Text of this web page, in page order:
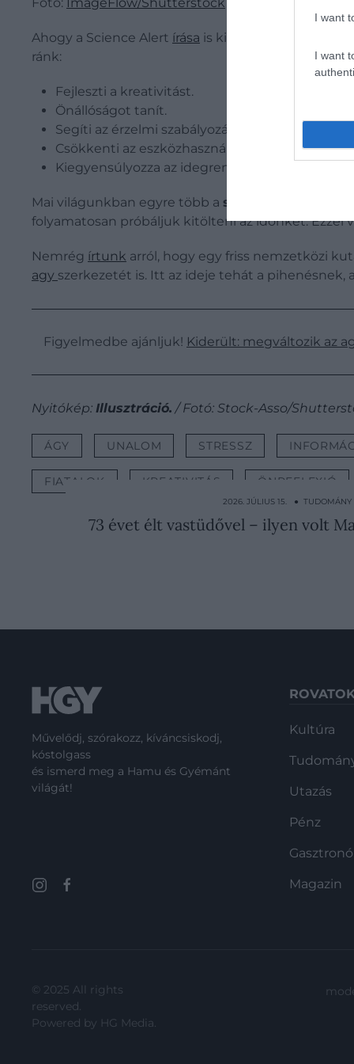
I want
I want
Ahogy a Science Alert írása is kiemeli,
ránk:
Fejleszti a kreativitást.
Önállóságot tanít.
Segíti az érzelmi szabályozást és önértékelést.
Csökkenti az eszközhasználatot, megtöri az
Kiegyensúlyozza az idegrendszert.
Mai világunkban egyre több a szorongás
folyamatosan próbáljuk kitölteni az időnket. Ezzel
Nemrég írtunk arról, hogy egy friss nemzetközi
agy szerkezetét is. Itt az ideje tehát a pihenésnek,
Figyelmedbe ajánljuk! Kiderült: megváltozik az
Nyitókép: Illusztráció. / Fotó: Stock-Asso/
ÁGY UNALOM STRESSZ
FIATALOK KREATIVITÁS ÖNREFLEXIÓ
2026. JÚLIUS 15. ● TUDOMÁNY
73 évet élt vastüdővel – ilyen volt
Művelődj, szórakozz, kíváncsiskodj,
kóstolgass
és ismerd meg a Hamu és Gyémánt
világát!
ROVATOK
Kultúra
Utazás
Pénz
Magazin
© 2025 All rights
reserved.
Powered by HG Media.